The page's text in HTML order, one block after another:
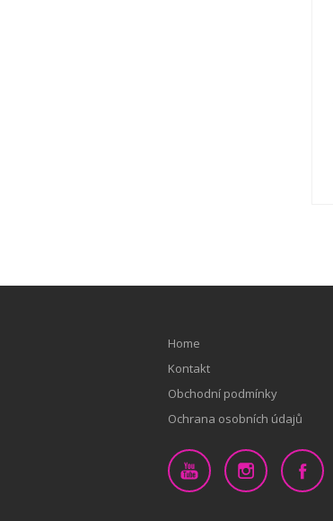
Home
Kontakt
Obchodní podmínky
Ochrana osobních údajů